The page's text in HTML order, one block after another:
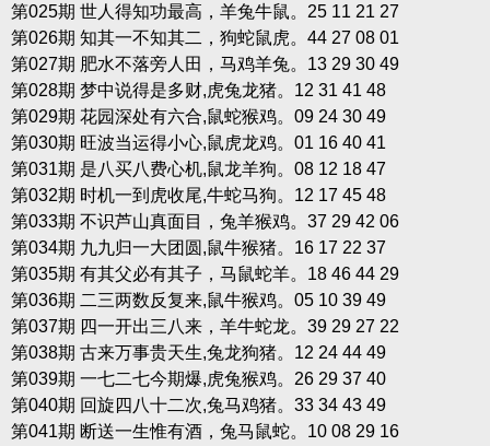
第025期 世人得知功最高，羊兔牛鼠。25 11 21 27
第026期 知其一不知其二，狗蛇鼠虎。44 27 08 01
第027期 肥水不落旁人田，马鸡羊兔。13 29 30 49
第028期 梦中说得是多财,虎兔龙猪。12 31 41 48
第029期 花园深处有六合,鼠蛇猴鸡。09 24 30 49
第030期 旺波当运得小心,鼠虎龙鸡。01 16 40 41
第031期 是八买八费心机,鼠龙羊狗。08 12 18 47
第032期 时机一到虎收尾,牛蛇马狗。12 17 45 48
第033期 不识芦山真面目，兔羊猴鸡。37 29 42 06
第034期 九九归一大团圆,鼠牛猴猪。16 17 22 37
第035期 有其父必有其子，马鼠蛇羊。18 46 44 29
第036期 二三两数反复来,鼠牛猴鸡。05 10 39 49
第037期 四一开出三八来，羊牛蛇龙。39 29 27 22
第038期 古来万事贵天生,兔龙狗猪。12 24 44 49
第039期 一七二七今期爆,虎兔猴鸡。26 29 37 40
第040期 回旋四八十二次,兔马鸡猪。33 34 43 49
第041期 断送一生惟有酒，兔马鼠蛇。10 08 29 16